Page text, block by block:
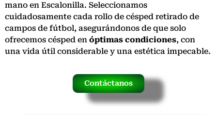
mano en Escalonilla. Seleccionamos
cuidadosamente cada rollo de césped retirado de
campos de fútbol, asegurándonos de que solo
ofrecemos césped en óptimas condiciones, con
una vida útil considerable y una estética impecable.
Contáctanos